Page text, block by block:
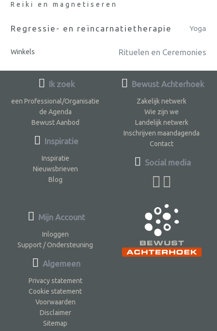
Reiki en magnetiseren
Regressie- en reïncarnatietherapie Yoga
Winkels Rituelen en Ceremonies
Ik zoek
een Professional/Organisatie
de Agenda
Bewust Aanbod
Inspiratie
Inspiratie
Nieuwsbrieven
Blog
Bewust Achterhoek
Zakelijk netwerk
Wie zijn we
Landelijk netwerk
Inschrijven maandagenda
Contact
Social media
Mijn Account
Inloggen
Support / Ondersteuning
Algemeen
Privacy statement
Cookie statement
Voorwaarden
Disclaimer
Sitemap